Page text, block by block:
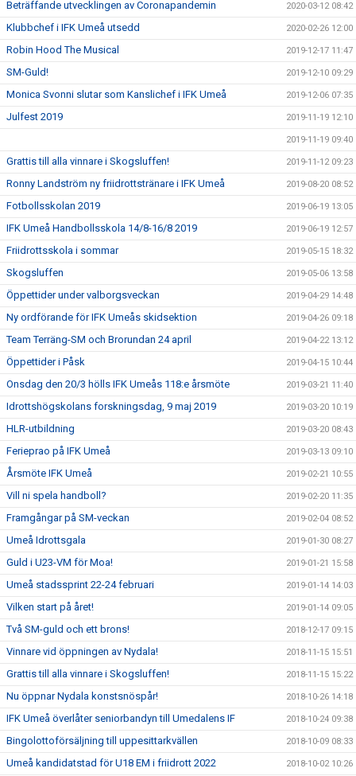
Beträffande utvecklingen av Coronapandemin 2020-03-12 08:42
Klubbchef i IFK Umeå utsedd 2020-02-26 12:00
Robin Hood The Musical 2019-12-17 11:47
SM-Guld! 2019-12-10 09:29
Monica Svonni slutar som Kanslichef i IFK Umeå 2019-12-06 07:35
Julfest 2019 2019-11-19 12:10
2019-11-19 09:40
Grattis till alla vinnare i Skogsluffen! 2019-11-12 09:23
Ronny Landström ny friidrottstränare i IFK Umeå 2019-08-20 08:52
Fotbollsskolan 2019 2019-06-19 13:05
IFK Umeå Handbollsskola 14/8-16/8 2019 2019-06-19 12:57
Friidrottsskola i sommar 2019-05-15 18:32
Skogsluffen 2019-05-06 13:58
Öppettider under valborgsveckan 2019-04-29 14:48
Ny ordförande för IFK Umeås skidsektion 2019-04-26 09:18
Team Terräng-SM och Brorundan 24 april 2019-04-22 13:12
Öppettider i Påsk 2019-04-15 10:44
Onsdag den 20/3 hölls IFK Umeås 118:e årsmöte 2019-03-21 11:40
Idrottshögskolans forskningsdag, 9 maj 2019 2019-03-20 10:19
HLR-utbildning 2019-03-20 08:43
Ferieprao på IFK Umeå 2019-03-13 09:10
Årsmöte IFK Umeå 2019-02-21 10:55
Vill ni spela handboll? 2019-02-20 11:35
Framgångar på SM-veckan 2019-02-04 08:52
Umeå Idrottsgala 2019-01-30 08:27
Guld i U23-VM för Moa! 2019-01-21 15:58
Umeå stadssprint 22-24 februari 2019-01-14 14:03
Vilken start på året! 2019-01-14 09:05
Två SM-guld och ett brons! 2018-12-17 09:15
Vinnare vid öppningen av Nydala! 2018-11-15 15:51
Grattis till alla vinnare i Skogsluffen! 2018-11-15 15:22
Nu öppnar Nydala konstsnöspår! 2018-10-26 14:18
IFK Umeå överlåter seniorbandyn till Umedalens IF 2018-10-24 09:38
Bingolottoförsäljning till uppesittarkvällen 2018-10-09 08:33
Umeå kandidatstad för U18 EM i friidrott 2022 2018-10-02 10:26